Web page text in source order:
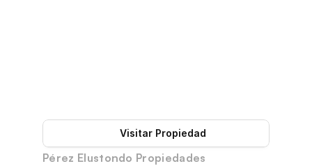
Visitar Propiedad
Pérez Elustondo Propiedades